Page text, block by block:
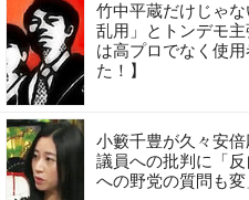
竹中平蔵だけじゃ
乱用」とトンデモ
は高プロでなく使
た！】
小籔千豊が久々安
議員への批判に「
への野党の質問も変